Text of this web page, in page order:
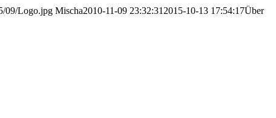
09/Logo.jpg Mischa2010-11-09 23:32:31 2015-10-13 17:54:17Über